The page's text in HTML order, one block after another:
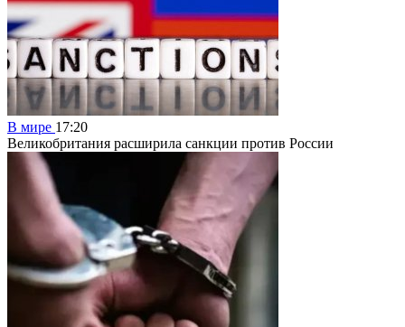
В мире 17:20
Великобритания расширила санкции против России